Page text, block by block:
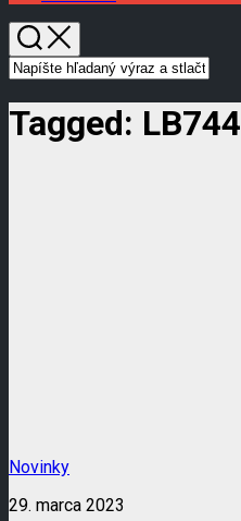
Tagged: LB744
Novinky
29. marca 2023